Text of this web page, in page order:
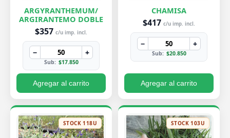
ARGYRANTHEMUM/
ARGIRANTEMO DOBLE
$357 c/u imp. incl.
− +
Sub: $17.850
Agregar al carrito
CHAMISA
$417 c/u imp. incl.
− +
Sub: $20.850
Agregar al carrito
STOCK 118U STOCK 103U